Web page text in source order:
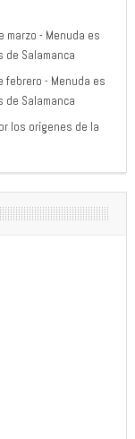
marzo - Menuda es
de Salamanca
febrero - Menuda es
de Salamanca
los orígenes de la